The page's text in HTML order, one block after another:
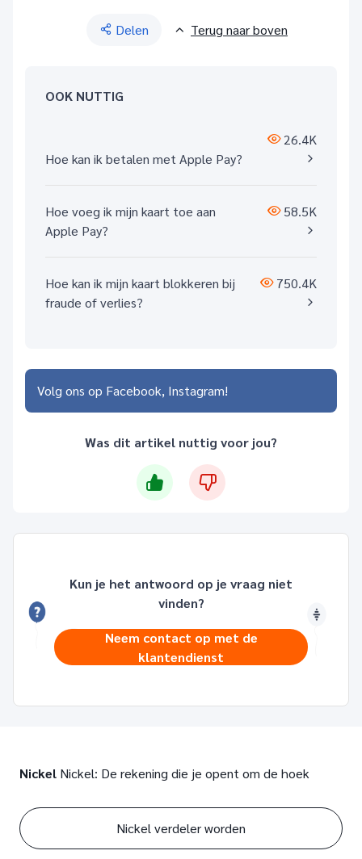
Delen Terug naar boven
OOK NUTTIG
Hoe kan ik betalen met Apple Pay?
26.4K
Hoe voeg ik mijn kaart toe aan
Apple Pay?
58.5K
Hoe kan ik mijn kaart blokkeren bij
fraude of verlies?
750.4K
Volg ons op Facebook Instagram
Was dit artikel nuttig voor jou?
Kun je het antwoord op je vraag niet
vinden?
Neem contact op met de
klantendienst
Nickel Nickel: De rekening die je opent om de hoek
Nickel verdeler worden